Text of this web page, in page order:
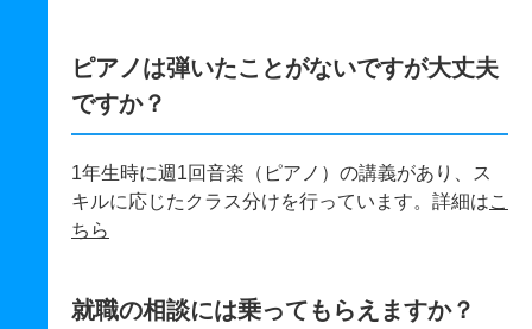
ピアノは弾いたことがないですが大丈夫
ですか？
1年生時に週1回音楽（ピアノ）の講義があり、ス
キルに応じたクラス分けを行っています。詳細はこ
ちら
就職の相談には乗ってもらえますか？